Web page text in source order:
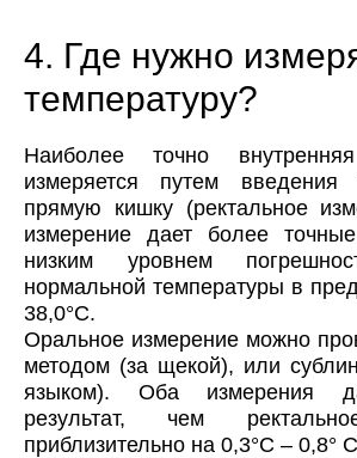
4. Где нужно
температуру?
Наиболее точно
измеряется путем введения
прямую кишку (ректальное
измерение дает более
низким уровнем
нормальной температуры в
38,0°C.
Оральное измерение можно
методом (за щекой), или
языком). Оба измерения
результат, чем
приблизительно на 0,3°C – 0,8°